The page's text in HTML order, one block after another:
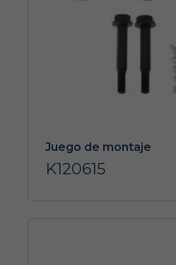
Juego de montaje
K120615